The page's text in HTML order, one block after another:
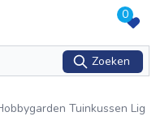
0
Zoeken
Tuinkussen Lig